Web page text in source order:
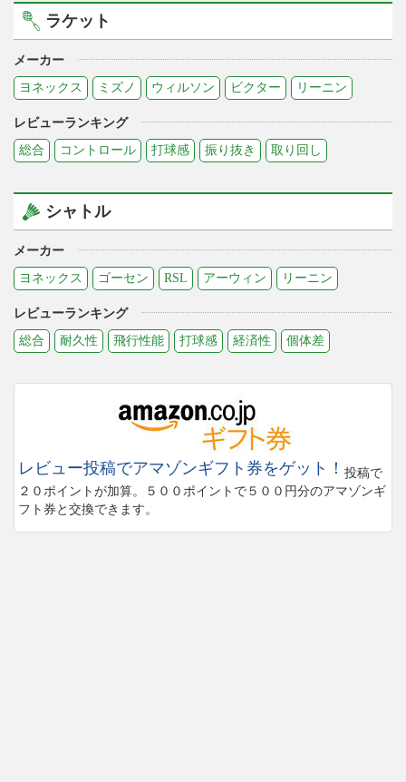
ラケット
メーカー
ヨネックス
ミズノ ウィルソン ビクター リーニン
レビューランキング
総合
コントロール 打球感 振り抜き 取り回し
シャトル
メーカー
ヨネックス
ゴーセン RSL アーウィン リーニン
レビューランキング
総合
耐久性 飛行性能 打球感 経済性 個体差
レビュー投稿でアマゾンギフト券をゲット！ 投稿で
２０ポイントが加算。５００ポイントで５００円分のアマゾンギ
フト券と交換できます。